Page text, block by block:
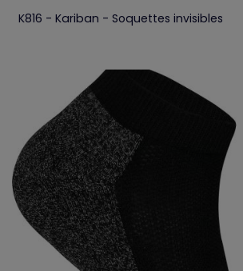
K816 - Kariban - Soquettes invisibles